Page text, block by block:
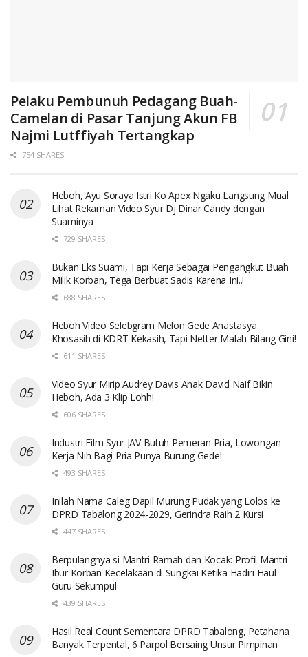
Pelaku Pembunuh Pedagang Buah-
Camelan di Pasar Tanjung Akun FB
Najmi Lutffiyah Tertangkap
754 SHARES
Heboh, Ayu Soraya Istri Ko Apex Ngaku Langsung Mual
Lihat Rekaman Video Syur Dj Dinar Candy dengan
Suaminya
729 SHARES
Bukan Eks Suami, Tapi Kerja Sebagai Pengangkut Buah
Milik Korban, Tega Berbuat Sadis Karena Ini..!
688 SHARES
Heboh Video Selebgram Melon Gede Anastasya
Khosasih di KDRT Kekasih, Tapi Netter Malah Bilang Gini!
611 SHARES
Video Syur Mirip Audrey Davis Anak David Naif Bikin
Heboh, Ada 3 Klip Lohh!
606 SHARES
Industri Film Syur JAV Butuh Pemeran Pria, Lowongan
Kerja Nih Bagi Pria Punya Burung Gede!
493 SHARES
Inilah Nama Caleg Dapil Murung Pudak yang Lolos ke
DPRD Tabalong 2024-2029, Gerindra Raih 2 Kursi
447 SHARES
Berpulangnya si Mantri Ramah dan Kocak: Profil Mantri
Ibur Korban Kecelakaan di Sungkai Ketika Hadiri Haul
Guru Sekumpul
439 SHARES
Hasil Real Count Sementara DPRD Tabalong, Petahana
Banyak Terpental, 6 Parpol Bersaing Unsur Pimpinan